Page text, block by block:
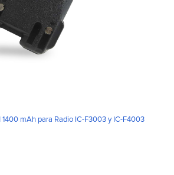
mAh para Radio IC-F3003 y IC-F4003